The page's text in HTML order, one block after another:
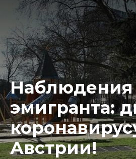
Наблюдения
эмигранта:
Австрии!